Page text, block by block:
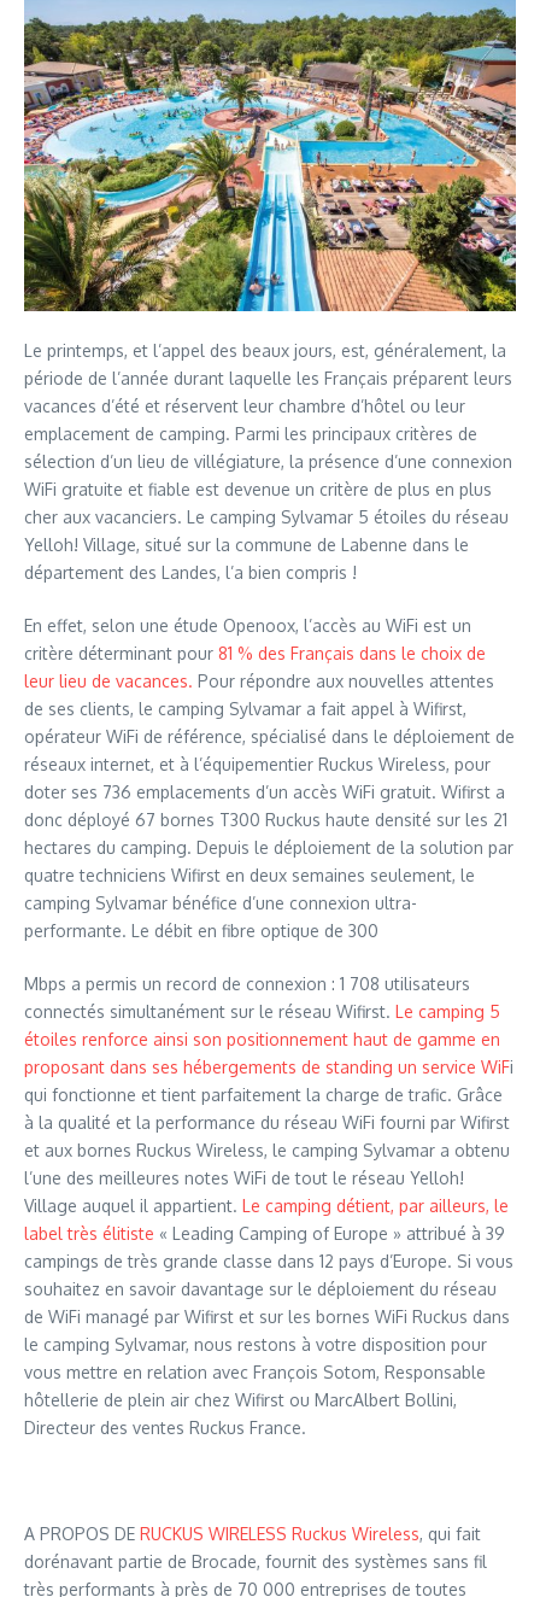
Le printemps, et l’appel des beaux jours, est, généralement, la
période de l’année durant laquelle les Français préparent leurs
vacances d’été et réservent leur chambre d’hôtel ou leur
emplacement de camping. Parmi les principaux critères de
sélection d’un lieu de villégiature, la présence d’une connexion
WiFi gratuite et fiable est devenue un critère de plus en plus
cher aux vacanciers. Le camping Sylvamar 5 étoiles du réseau
Yelloh! Village, situé sur la commune de Labenne dans le
département des Landes, l’a bien compris !
En effet, selon une étude Openoox, l’accès au WiFi est un
critère déterminant pour 81 % des Français dans le choix de
leur lieu de vacances. Pour répondre aux nouvelles attentes
de ses clients, le camping Sylvamar a fait appel à Wifirst,
opérateur WiFi de référence, spécialisé dans le déploiement de
réseaux internet, et à l’équipementier Ruckus Wireless, pour
doter ses 736 emplacements d’un accès WiFi gratuit. Wifirst a
donc déployé 67 bornes T300 Ruckus haute densité sur les 21
hectares du camping. Depuis le déploiement de la solution par
quatre techniciens Wifirst en deux semaines seulement, le
camping Sylvamar bénéfice d’une connexion ultra-
performante. Le débit en fibre optique de 300
Mbps a permis un record de connexion : 1 708 utilisateurs
connectés simultanément sur le réseau Wifirst. Le camping 5
étoiles renforce ainsi son positionnement haut de gamme en
proposant dans ses hébergements de standing un service WiFi
qui fonctionne et tient parfaitement la charge de trafic. Grâce
à la qualité et la performance du réseau WiFi fourni par Wifirst
et aux bornes Ruckus Wireless, le camping Sylvamar a obtenu
l’une des meilleures notes WiFi de tout le réseau Yelloh!
Village auquel il appartient. Le camping détient, par ailleurs, le
label très élitiste « Leading Camping of Europe » attribué à 39
campings de très grande classe dans 12 pays d’Europe. Si vous
souhaitez en savoir davantage sur le déploiement du réseau
de WiFi managé par Wifirst et sur les bornes WiFi Ruckus dans
le camping Sylvamar, nous restons à votre disposition pour
vous mettre en relation avec François Sotom, Responsable
hôtellerie de plein air chez Wifirst ou MarcAlbert Bollini,
Directeur des ventes Ruckus France.
A PROPOS DE RUCKUS WIRELESS Ruckus Wireless, qui fait
dorénavant partie de Brocade, fournit des systèmes sans fil
très performants à près de 70 000 entreprises de toutes